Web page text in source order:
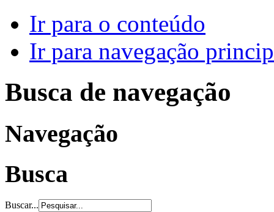
Ir para o conteúdo
Ir para navegação
Busca de navegação
Navegação
Busca
Buscar...